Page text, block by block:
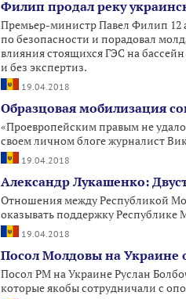
Филип продал реку
Премьер-министр Павел Филип 12
по безопасности и порадовал
влияния стоящихся ГЭС на
и без экспертиз.
19.04.2018
Образцовая мобилизация
«Проевропейским правым не
своем личном блоге журналист
19.04.2018
Александр Лукашенко:
Отношения между Республикой
оказывать поддержку Республике
19.04.2018
Посол Молдовы на Украине
Посол РМ на Украине Руслан
которые якобы сотрудничали с